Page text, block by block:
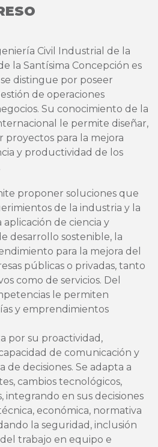
Civil Industrial de la
la Santísima Concepción es
distingue por poseer
de operaciones
Su conocimiento de la
le permite diseñar,
para la mejora
y productividad de los
proponer soluciones que
de la industria y la
de ciencia y
desarrollo sostenible, la
para la mejora del
públicas o privadas, tanto
como de servicios. Del
le permiten
y emprendimientos
por su proactividad,
de comunicación y
decisiones. Se adapta a
cambios tecnológicos,
integrando en sus decisiones
económica, normativa
la seguridad, inclusión
trabajo en equipo e